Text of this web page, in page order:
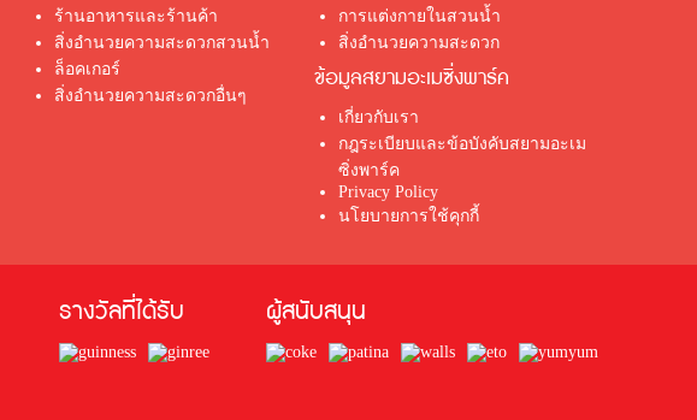
ร้านอาหารและร้านค้า
สิ่งอำนวยความสะดวกสวนน้ำ
ล็อคเกอร์
สิ่งอำนวยความสะดวกอื่นๆ
การแต่งกายในสวนน้ำ
สิ่งอำนวยความสะดวก
ข้อมูลสยามอะเมซิ่งพาร์ค
เกี่ยวกับเรา
กฎระเบียบและข้อบังคับสยามอะเม
ซิ่งพาร์ค
Privacy Policy
นโยบายการใช้คุกกี้
รางวัลที่ได้รับ ผู้สนับสนุน